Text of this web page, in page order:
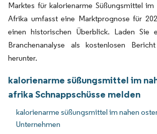
Marktes für kalorienarme Süßungsmittel
Afrika umfasst eine Marktprognose für
einen historischen Überblick. Laden Sie
Branchenanalyse als kostenlosen
herunter.
kalorienarme süßungsmittel im
afrika Schnappschüsse melden
kalorienarme süßungsmittel im nahen
Unternehmen